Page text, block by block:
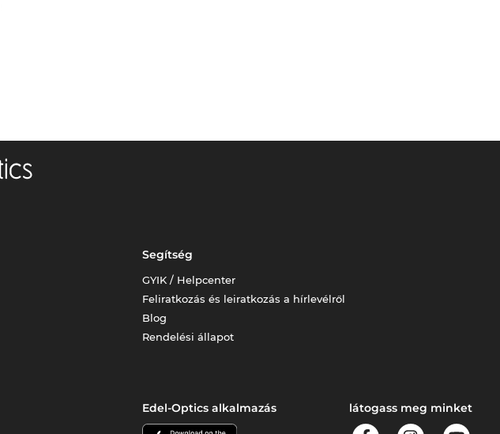
Segítség
GYIK / Helpcenter
Feliratkozás és leiratkozás a hírlevélről
Blog
Rendelési állapot
Edel-Optics alkalmazás látogass meg minket